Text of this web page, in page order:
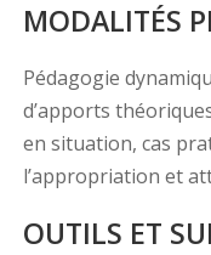
MODALITÉS
Pédagogie
d’apports
en situation, cas
l’appropriation et
OUTILS ET